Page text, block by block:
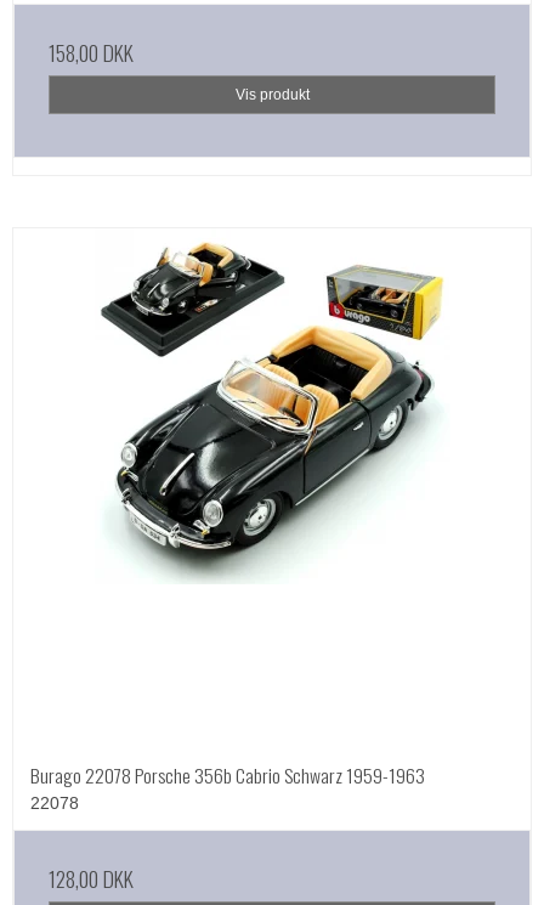
158,00 DKK
Vis produkt
Burago 22078 Porsche 356b Cabrio Schwarz 1959-1963
22078
128,00 DKK